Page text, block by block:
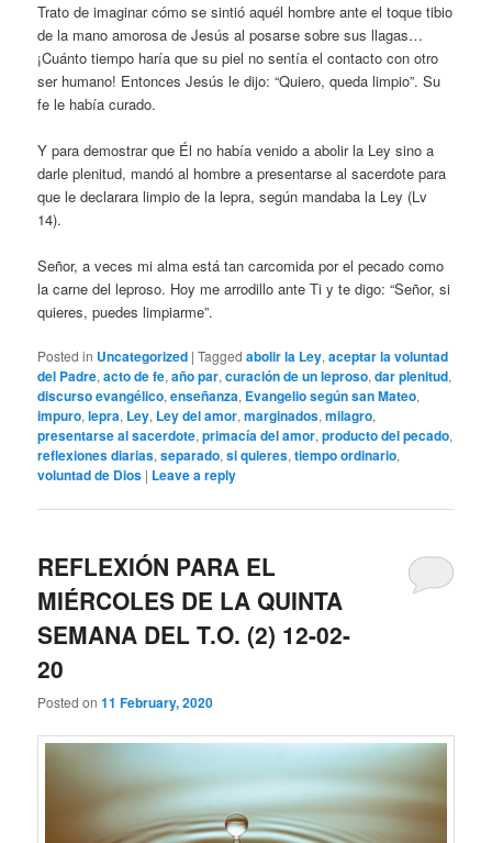
Trato de imaginar cómo se sintió aquél hombre ante el toque tibio
de la mano amorosa de Jesús al posarse sobre sus llagas…
¡Cuánto tiempo haría que su piel no sentía el contacto con otro
ser humano! Entonces Jesús le dijo: “Quiero, queda limpio”. Su
fe le había curado.
Y para demostrar que Él no había venido a abolir la Ley sino a
darle plenitud, mandó al hombre a presentarse al sacerdote para
que le declarara limpio de la lepra, según mandaba la Ley (Lv
14).
Señor, a veces mi alma está tan carcomida por el pecado como
la carne del leproso. Hoy me arrodillo ante Ti y te digo: “Señor, si
quieres, puedes limpiarme”.
Posted in Uncategorized |Tagged abolir la Ley,aceptar la voluntad
del Padre,acto de fe,año par,curación de un leproso,dar plenitud,
discurso evangélico,enseñanza, Evangelio según san Mateo,
impuro,lepra, Ley, Ley del amor,marginados,milagro,
presentarse al sacerdote,primacía del amor,producto del pecado,
reflexiones diarias,separado,si quieres,tiempo ordinario,
voluntad de Dios | Leave a reply
REFLEXIÓN PARA EL
MIÉRCOLES DE LA QUINTA
SEMANA DEL T.O. (2) 12-02-
20
Posted on11 February, 2020